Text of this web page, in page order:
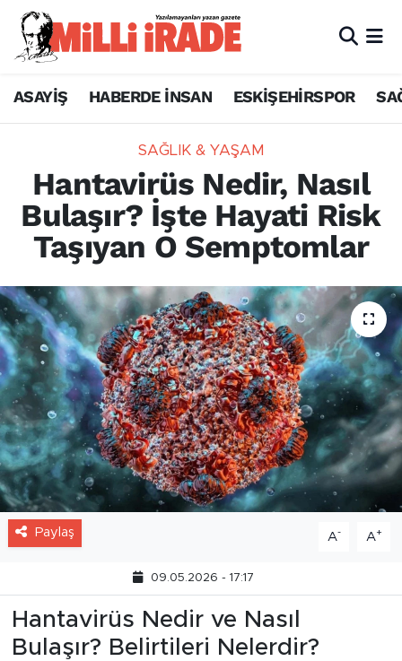
ASAYİŞ HABERDE İNSAN ESKİŞEHİRSPOR
SAĞLIK & YAŞAM
Hantavirüs Nedir, Nasıl
Bulaşır? İşte Hayati Risk
Taşıyan O Semptomlar
Paylaş A- A+
09.05.2026 - 17:17
Hantavirüs Nedir ve Nasıl
Bulaşır? Belirtileri Nelerdir?